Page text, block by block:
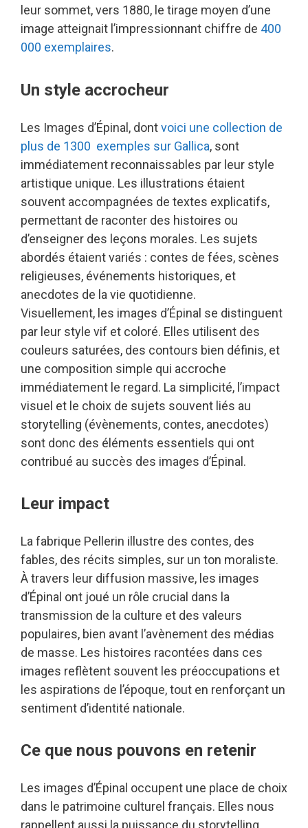
leur sommet, vers 1880, le tirage moyen d’une
image atteignait l’impressionnant chiffre de 400
000 exemplaires.
Un style accrocheur
Les Images d’Épinal, dontvoici une collection de
plus de 1300 exemples sur Gallica, sont
immédiatement reconnaissables par leur style
artistique unique. Les illustrations étaient
souvent accompagnées de textes explicatifs,
permettant de raconter des histoires ou
d’enseigner des leçons morales. Les sujets
abordés étaient variés : contes de fées, scènes
religieuses, événements historiques, et
anecdotes de la vie quotidienne.
Visuellement, les images d’Épinal se distinguent
par leur style vif et coloré. Elles utilisent des
couleurs saturées, des contours bien définis, et
une composition simple qui accroche
immédiatement le regard. La simplicité, l’impact
visuel et le choix de sujets souvent liés au
storytelling (évènements, contes, anecdotes)
sont donc des éléments essentiels qui ont
contribué au succès des images d’Épinal.
Leur impact
La fabrique Pellerin illustre des contes, des
fables, des récits simples, sur un ton moraliste.
À travers leur diffusion massive, les images
d’Épinal ont joué un rôle crucial dans la
transmission de la culture et des valeurs
populaires, bien avant l’avènement des médias
de masse. Les histoires racontées dans ces
images reflètent souvent les préoccupations et
les aspirations de l’époque, tout en renforçant un
sentiment d’identité nationale.
Ce que nous pouvons en retenir
Les images d’Épinal occupent une place de choix
dans le patrimoine culturel français. Elles nous
rappellent aussi la puissance du storytelling